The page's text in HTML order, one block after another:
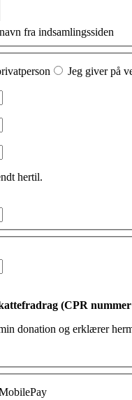
fra indsamlingssiden
Jeg giver på
hertil.
(CPR